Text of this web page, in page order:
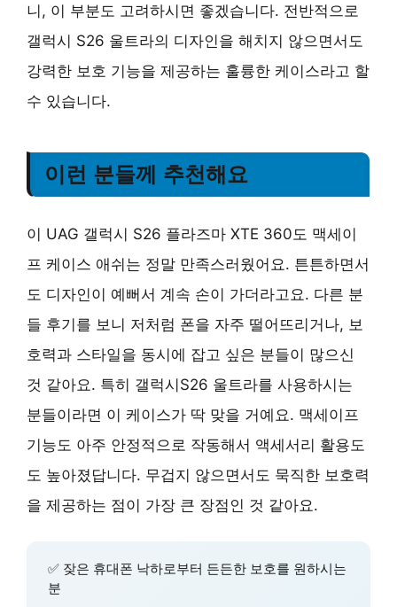
니, 이 부분도 고려하시면 좋겠습니다. 전반적으로
갤럭시 S26 울트라의 디자인을 해치지 않으면서도
강력한 보호 기능을 제공하는 훌륭한 케이스라고 할
수 있습니다.
이런 분들께 추천해요
이 UAG 갤럭시 S26 플라즈마 XTE 360도 맥세이
프 케이스 애쉬는 정말 만족스러웠어요. 튼튼하면서
도 디자인이 예뻐서 계속 손이 가더라고요. 다른 분
들 후기를 보니 저처럼 폰을 자주 떨어뜨리거나, 보
호력과 스타일을 동시에 잡고 싶은 분들이 많으신
것 같아요. 특히 갤럭시S26 울트라를 사용하시는
분들이라면 이 케이스가 딱 맞을 거예요. 맥세이프
기능도 아주 안정적으로 작동해서 액세서리 활용도
도 높아졌답니다. 무겁지 않으면서도 묵직한 보호력
을 제공하는 점이 가장 큰 장점인 것 같아요.
✅ 잦은 휴대폰 낙하로부터 든든한 보호를 원하시는
분